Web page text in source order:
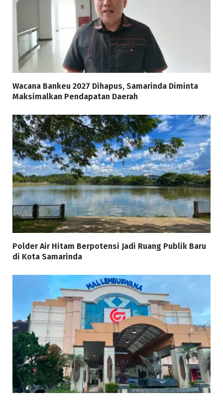
Wacana Bankeu 2027 Dihapus, Samarinda Diminta
Maksimalkan Pendapatan Daerah
Polder Air Hitam Berpotensi Jadi Ruang Publik Baru
di Kota Samarinda